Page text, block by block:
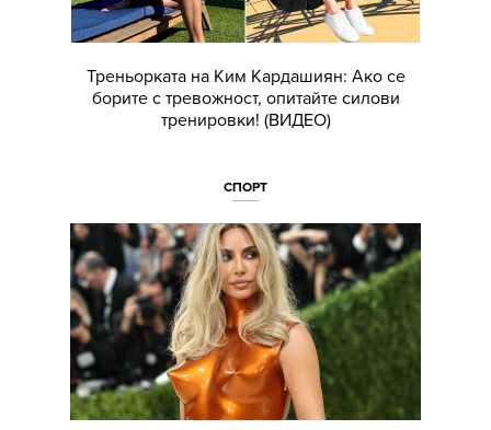
Треньорката на Ким Кардашиян: Ако се
борите с тревожност, опитайте силови
тренировки! (ВИДЕО)
СПОРТ